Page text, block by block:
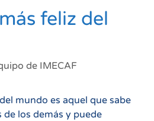
feliz del
de IMECAF
mundo es aquel que sabe
los demás y puede